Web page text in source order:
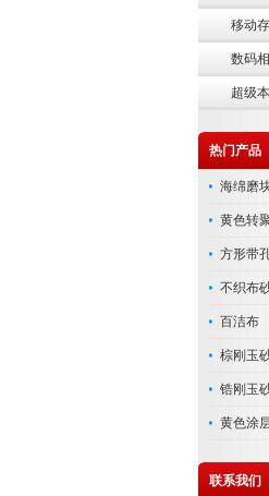
移动
数码
超级本
热门产品
海绵磨
黄色转
方形带
不织布
百洁布
棕刚玉
锆刚玉
黄色涂
联系我们